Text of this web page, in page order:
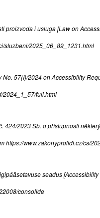
proizvoda i usluga [Law on
sluzbeni/2025_06_89_1231.html
No. 57(I)/2024 on Accessibility
2024_1_57/full.html
424/2023 Sb. o přístupnosti
https://www.zakonyprolidi.cz/cs/
seadus
consolide